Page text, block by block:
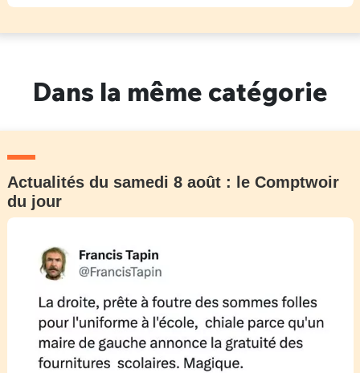
Dans la même catégorie
Actualités du samedi 8 août : le Comptwoir
du jour